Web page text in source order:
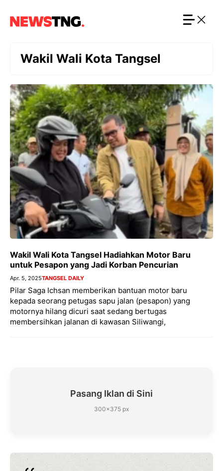
Wakil Wali Kota Tangsel
Wakil Wali Kota Tangsel Hadiahkan Motor Baru
untuk Pesapon yang Jadi Korban Pencurian
Apr. 5, 2025TANGSEL DAILY
Pilar Saga Ichsan memberikan bantuan motor baru
kepada seorang petugas sapu jalan (pesapon) yang
motornya hilang dicuri saat sedang bertugas
membersihkan jalanan di kawasan Siliwangi,
Pasang Iklan di Sini
300×375 px